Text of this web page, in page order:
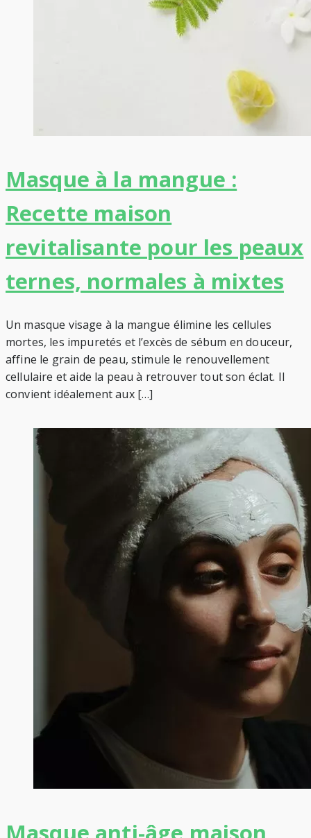
Masque à la mangue :
Recette maison
revitalisante pour les peaux
ternes, normales à mixtes
Un masque visage à la mangue élimine les cellules
mortes, les impuretés et l’excès de sébum en douceur,
affine le grain de peau, stimule le renouvellement
cellulaire et aide la peau à retrouver tout son éclat. Il
convient idéalement aux […]